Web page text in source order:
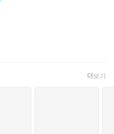
더보기